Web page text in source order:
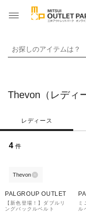
お探しのアイテムは？
Thevon（レディ
レディース
4 件
Thevon
PALGROUP OUTLET
【新色登場！】ダブルリ
ングバックルベルト
ミ
ル